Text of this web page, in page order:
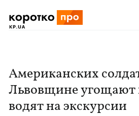
Американских
Львовщине угощают
водят на экскурсии